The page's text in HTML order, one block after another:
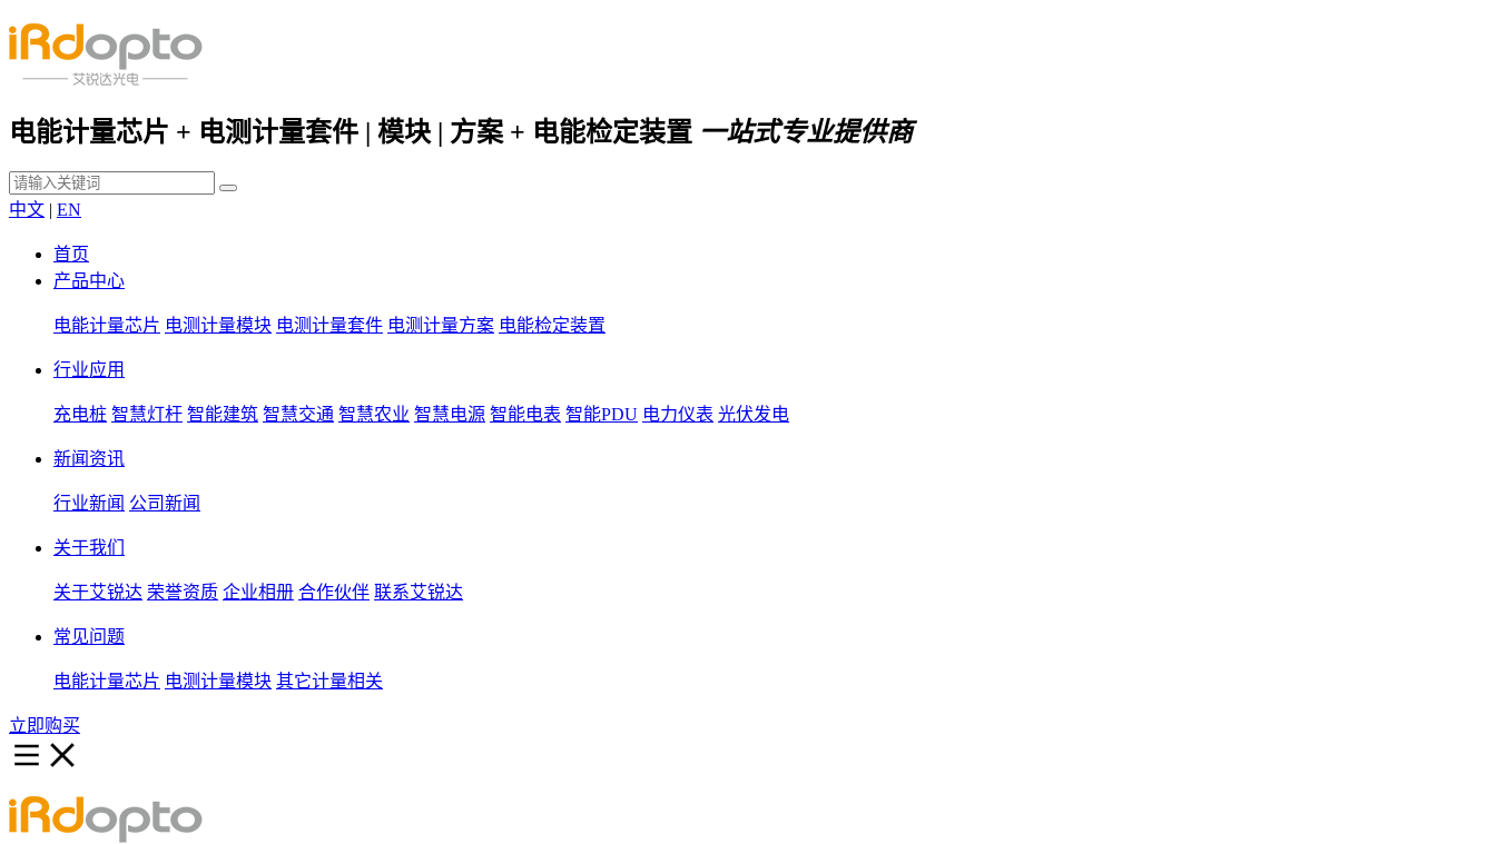
电能计量芯片 + 电测计量套件 | 模块 | 方案 + 电能检定装置 一站式专业提供商
中文 | EN
首页
产品中心
电能计量芯片 电测计量模块 电测计量套件 电测计量方案 电能检定装置
行业应用
充电桩 智慧灯杆 智能建筑 智慧交通 智慧农业 智慧电源 智能电表 智能PDU 电力仪表 光伏发电
新闻资讯
行业新闻 公司新闻
关于我们
关于艾锐达 荣誉资质 企业相册 合作伙伴 联系艾锐达
常见问题
电能计量芯片 电测计量模块 其它计量相关
立即购买